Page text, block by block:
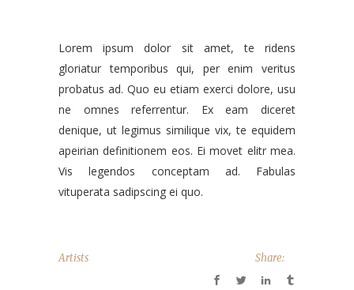
Lorem ipsum dolor sit amet, te ridens
gloriatur temporibus qui, per enim veritus
probatus ad. Quo eu etiam exerci dolore, usu
ne omnes referrentur. Ex eam diceret
denique, ut legimus similique vix, te equidem
apeirian definitionem eos. Ei movet elitr mea.
Vis legendos conceptam ad. Fabulas
vituperata sadipscing ei quo.
Artists Share: